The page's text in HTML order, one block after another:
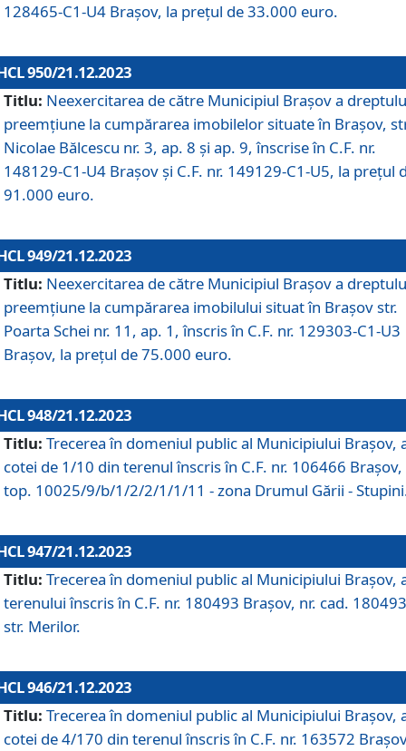
128465-C1-U4 Brașov, la prețul de 33.000 euro.
950/21.12.2023
Titlu: Neexercitarea de către Municipiul Brașov a
preemțiune la cumpărarea imobilelor situate în Brașov,
Nicolae Bălcescu nr. 3, ap. 8 și ap. 9, înscrise în C.F. nr.
148129-C1-U4 Brașov și C.F. nr. 149129-C1-U5, la prețul
91.000 euro.
949/21.12.2023
Titlu: Neexercitarea de către Municipiul Brașov a
preemțiune la cumpărarea imobilului situat în Brașov str.
Poarta Schei nr. 11, ap. 1, înscris în C.F. nr. 129303-C1-U3
Brașov, la prețul de 75.000 euro.
948/21.12.2023
Titlu: Trecerea în domeniul public al Municipiului Braşov,
cotei de 1/10 din terenul înscris în C.F. nr. 106466 Brașov,
top. 10025/9/b/1/2/2/1/1/11 - zona Drumul Gării -
947/21.12.2023
Titlu: Trecerea în domeniul public al Municipiului Braşov,
terenului înscris în C.F. nr. 180493 Brașov, nr. cad.
str. Merilor.
946/21.12.2023
Titlu: Trecerea în domeniul public al Municipiului Braşov,
cotei de 4/170 din terenul înscris în C.F. nr. 163572